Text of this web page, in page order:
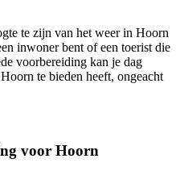
te zijn van het weer in Hoorn
inwoner bent of een toerist die
voorbereiding kan je dag
te bieden heeft, ongeacht
voor Hoorn